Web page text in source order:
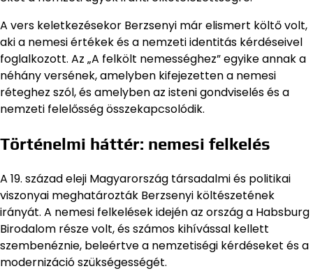
A vers keletkezésekor Berzsenyi már elismert költő volt,
aki a nemesi értékek és a nemzeti identitás kérdéseivel
foglalkozott. Az „A felkölt nemességhez” egyike annak a
néhány versének, amelyben kifejezetten a nemesi
réteghez szól, és amelyben az isteni gondviselés és a
nemzeti felelősség összekapcsolódik.
Történelmi háttér: nemesi felkelés
A 19. század eleji Magyarország társadalmi és politikai
viszonyai meghatározták Berzsenyi költészetének
irányát. A nemesi felkelések idején az ország a Habsburg
Birodalom része volt, és számos kihívással kellett
szembenéznie, beleértve a nemzetiségi kérdéseket és a
modernizáció szükségességét.